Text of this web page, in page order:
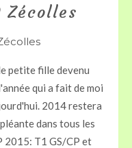
Zécolles
petite fille devenu
qui a fait de moi
2014 restera
dans tous les
2015: T1 GS/CP et